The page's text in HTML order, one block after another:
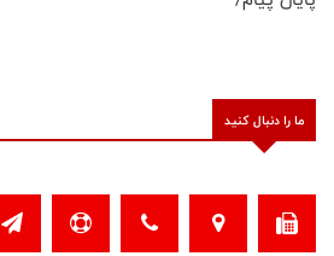
ما را دنبال کنید